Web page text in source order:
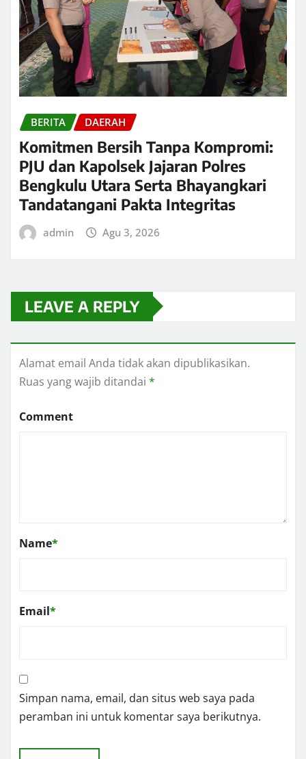
BERITA DAERAH
Komitmen Bersih Tanpa Kompromi:
PJU dan Kapolsek Jajaran Polres
Bengkulu Utara Serta Bhayangkari
Tandatangani Pakta Integritas
admin Agu 3, 2026
LEAVE A REPLY
Alamat email Anda tidak akan dipublikasikan.
Ruas yang wajib ditandai *
Comment
Name*
Email*
Simpan nama, email, dan situs web saya pada
peramban ini untuk komentar saya berikutnya.